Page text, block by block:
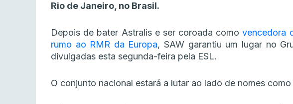
Rio de Janeiro, no Brasil.
Depois de bater Astralis e ser coroada comovencedora
rumo ao RMR da Europa, SAW garantiu um lugar no
divulgadas esta segunda-feira pela ESL.
O conjunto nacional estará a lutar ao lado de nomes